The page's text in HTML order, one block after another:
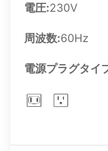
電圧:230V
周波数:60Hz
電源プラグタイ